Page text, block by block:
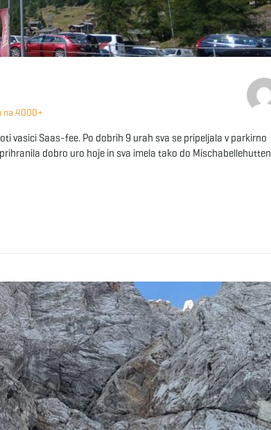
na 4000+
vasici Saas-fee. Po dobrih 9 urah sva se pripeljala v parkirno
dobro uro hoje in sva imela tako do Mischabellehutten